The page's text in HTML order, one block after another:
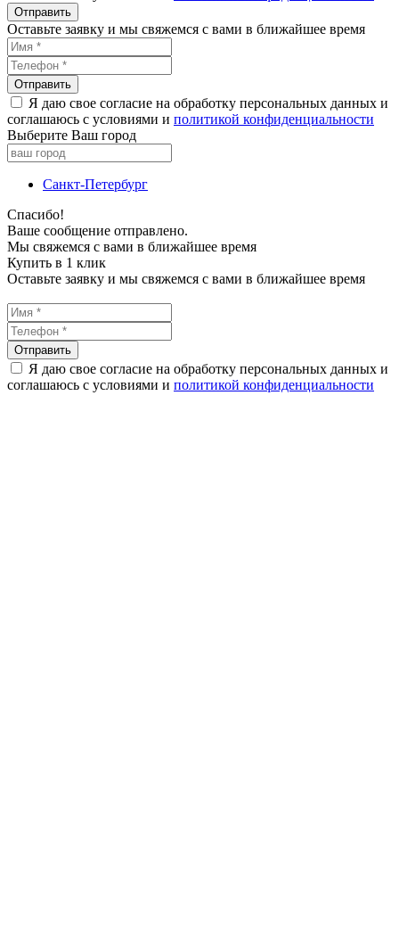
Оставьте заявку и мы свяжемся с вами в ближайшее время
Я даю свое согласие на обработку персональных данных и
соглашаюсь с условиями и политикой конфиденциальности
Выберите Ваш город
Санкт-Петербург
Спасибо!
Ваше сообщение отправлено.
Мы свяжемся с вами в ближайшее время
Купить в 1 клик
Оставьте заявку и мы свяжемся с вами в ближайшее время
Я даю свое согласие на обработку персональных данных и
соглашаюсь с условиями и политикой конфиденциальности